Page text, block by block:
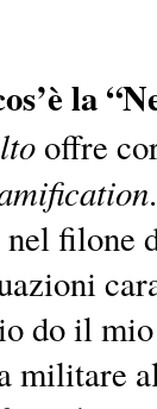
la
offre
filone
do il
militare